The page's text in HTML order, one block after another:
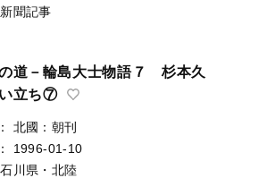
新聞記事
道－輪島大士物語７ 杉本久
立ち⑦
：
北國：朝刊
：
1996-01-10
石川県・北陸